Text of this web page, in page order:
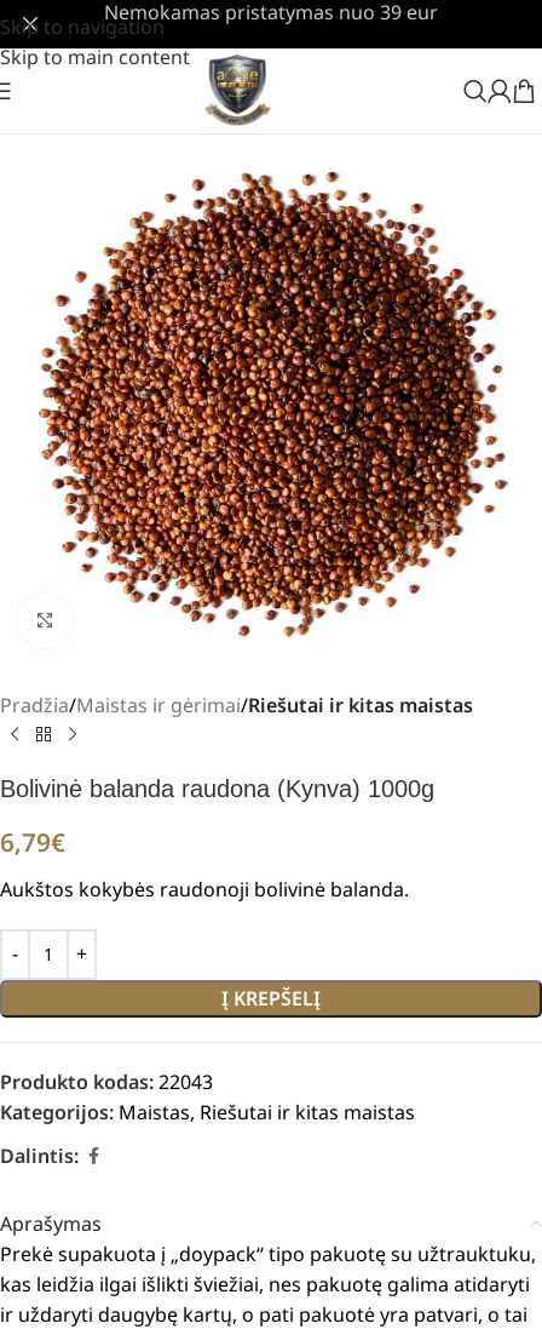
Skip to navigation
Skip to main content
Nemokamas pristatymas nuo 39 eur
Pradžia Maistas ir gėrimai Riešutai ir kitas maistas
Bolivinė balanda raudona (Kynva) 1000g
6,79€
Aukštos kokybės raudonoji bolivinė balanda.
Į KREPŠELĮ
Produkto kodas:22043
Kategorijos: Maistas, Riešutai ir kitas maistas
Dalintis:
Aprašymas
Prekė supakuota į „doypack“ tipo pakuotę su užtrauktuku,
kas leidžia ilgai išlikti šviežiai, nes pakuotę galima atidaryti
ir uždaryti daugybę kartų, o pati pakuotė yra patvari, o tai